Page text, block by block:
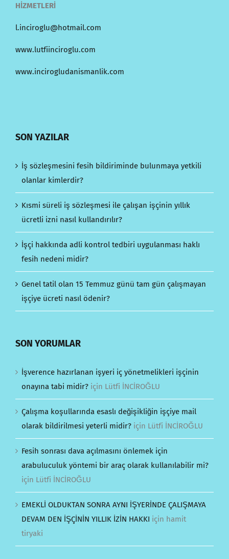
HİZMETLERİ
l.inciroglu@hotmail.com
www.lutfiinciroglu.com
www.incirogludanismanlik.com
SON YAZILAR
İş sözleşmesini fesih bildiriminde bulunmaya yetkili
olanlar kimlerdir?
Kısmi süreli iş sözleşmesi ile çalışan işçinin yıllık
ücretli izni nasıl kullandırılır?
İşçi hakkında adli kontrol tedbiri uygulanması haklı
fesih nedeni midir?
Genel tatil olan 15 Temmuz günü tam gün çalışmayan
işçiye ücreti nasıl ödenir?
SON YORUMLAR
İşverence hazırlanan işyeri iç yönetmelikleri işçinin
onayına tabi midir? için Lütfi İNCİROĞLU
Çalışma koşullarında esaslı değişikliğin işçiye mail
olarak bildirilmesi yeterli midir? için Lütfi İNCİROĞLU
Fesih sonrası dava açılmasını önlemek için
arabuluculuk yöntemi bir araç olarak kullanılabilir mi?
için Lütfi İNCİROĞLU
EMEKLİ OLDUKTAN SONRA AYNI İŞYERİNDE ÇALIŞMAYA
DEVAM DEN İŞÇİNİN YILLIK İZİN HAKKI için hamit
tiryaki